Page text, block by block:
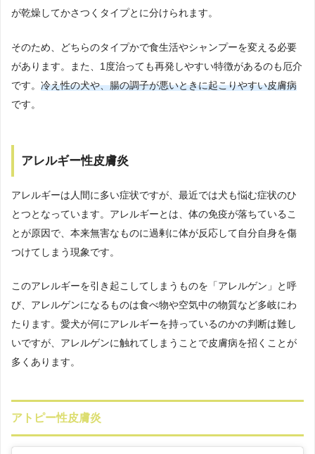
が乾燥してかさつくタイプとに分けられます。
そのため、どちらのタイプかで食生活やシャンプーを変える必要
があります。また、1度治っても再発しやすい特徴があるのも厄介
です。 冷え性の犬や、腸の調子が悪いときに起こりやすい皮膚病
です。
アレルギー性皮膚炎
アレルギーは人間に多い症状ですが、最近では犬も悩む症状のひ
とつとなっています。アレルギーとは、体の免疫が落ちているこ
とが原因で、本来無害なものに過剰に体が反応して自分自身を傷
つけてしまう現象です。
このアレルギーを引き起こしてしまうものを「アレルゲン」と呼
び、アレルゲンになるものは食べ物や空気中の物質など多岐にわ
たります。愛犬が何にアレルギーを持っているのかの判断は難し
いですが、アレルゲンに触れてしまうことで皮膚病を招くことが
多くあります。
アトピー性皮膚炎